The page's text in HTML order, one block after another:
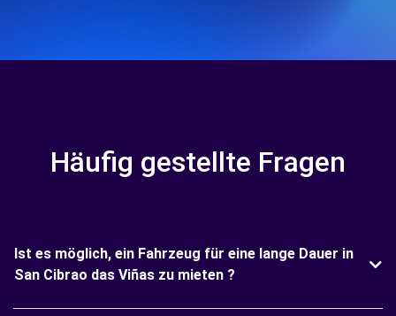
Häufig gestellte Fragen
Ist es möglich, ein Fahrzeug für eine lange Dauer in
San Cibrao das Viñas zu mieten ?